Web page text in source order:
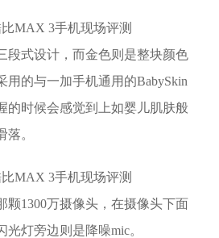
段式设计，而金色则是整块颜色
用的与一加手机通用的BabySkin
的时候会感觉到上如婴儿肌肤般
落。
颗1300万摄像头，在摄像头下面
灯旁边则是降噪mic。